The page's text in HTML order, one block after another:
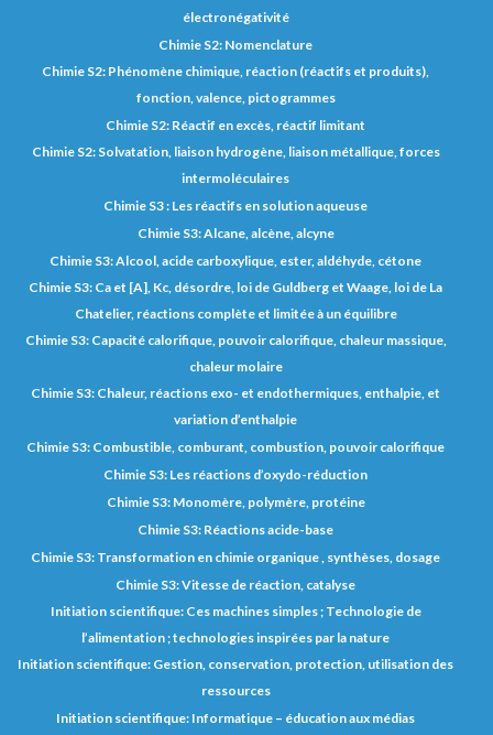
électronégativité
Chimie S2: Nomenclature
Chimie S2: Phénomène chimique, réaction (réactifs et produits),
fonction, valence, pictogrammes
Chimie S2: Réactif en excès, réactif limitant
Chimie S2: Solvatation, liaison hydrogène, liaison métallique, forces
intermoléculaires
Chimie S3 : Les réactifs en solution aqueuse
Chimie S3: Alcane, alcène, alcyne
Chimie S3: Alcool, acide carboxylique, ester, aldéhyde, cétone
Chimie S3: Ca et [A], Kc, désordre, loi de Guldberg et Waage, loi de La
Chatelier, réactions complète et limitée à un équilibre
Chimie S3: Capacité calorifique, pouvoir calorifique, chaleur massique,
chaleur molaire
Chimie S3: Chaleur, réactions exo- et endothermiques, enthalpie, et
variation d’enthalpie
Chimie S3: Combustible, comburant, combustion, pouvoir calorifique
Chimie S3: Les réactions d’oxydo-réduction
Chimie S3: Monomère, polymère, protéine
Chimie S3: Réactions acide-base
Chimie S3: Transformation en chimie organique , synthèses, dosage
Chimie S3: Vitesse de réaction, catalyse
Initiation scientifique: Ces machines simples ; Technologie de
l’alimentation ; technologies inspirées par la nature
Initiation scientifique: Gestion, conservation, protection, utilisation des
ressources
Initiation scientifique: Informatique – éducation aux médias